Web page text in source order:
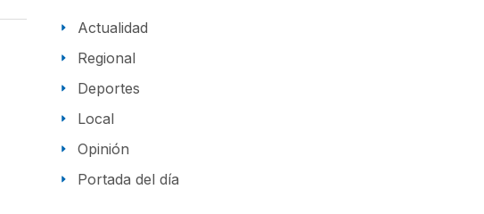
Actualidad
Regional
Deportes
Local
Opinión
Portada del día